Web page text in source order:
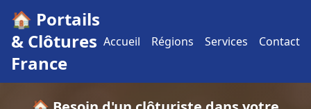
🏠 Portails
& Clôtures
France
Accueil Régions Services Contact